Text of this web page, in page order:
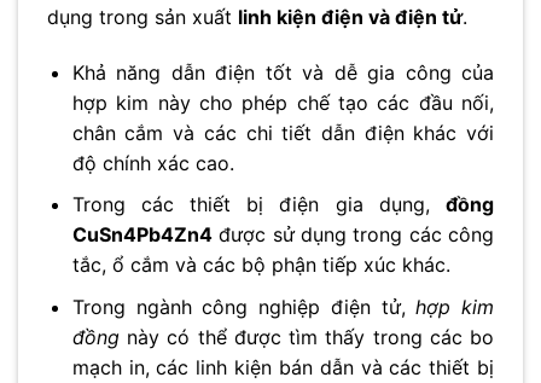
dụng trong sản xuất linh kiện điện và điện tử.
Khả năng dẫn điện tốt và dễ gia công của
hợp kim này cho phép chế tạo các đầu nối,
chân cắm và các chi tiết dẫn điện khác với
độ chính xác cao.
Trong các thiết bị điện gia dụng, đồng
CuSn4Pb4Zn4được sử dụng trong các công
tắc, ổ cắm và các bộ phận tiếp xúc khác.
Trong ngành công nghiệp điện tử,hợp kim
đồngnày có thể được tìm thấy trong các bo
mạch in, các linh kiện bán dẫn và các thiết bị